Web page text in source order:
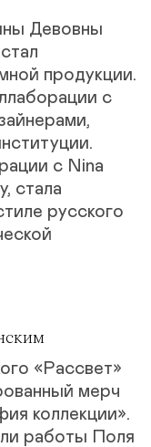
Девовны
продукции.
с
с Nina
стала
русского
«Рассвет»
мерч
коллекции».
работы Поля